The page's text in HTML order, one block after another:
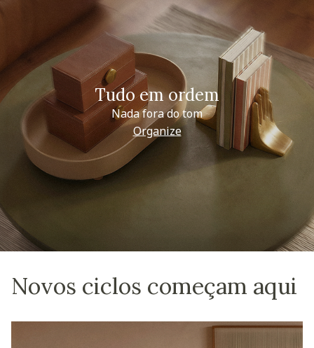
Tudo em ordem
Nada fora do tom
Organize
Novos ciclos começam aqui